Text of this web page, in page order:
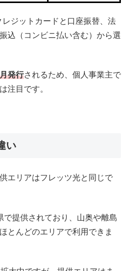
ジットカードと口座振替、法
込（コンビニ払い含む）から選
発行されるため、個人事業主で
注目です。
い
エリアはフレッツ光と同じで
で提供されており、山奥や離島
とんどのエリアで利用できま